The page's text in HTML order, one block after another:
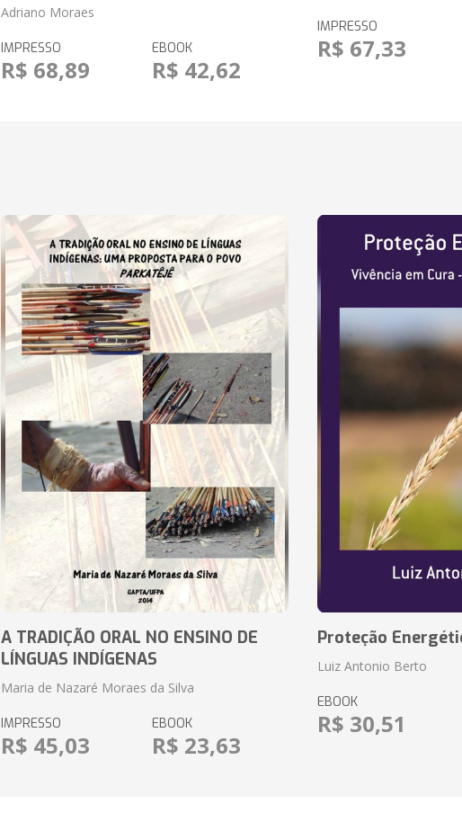
Adriano Moraes
IMPRESSO
R$ 68,89
EBOOK
R$ 42,62
IMPRESSO
R$ 67,33
A TRADIÇÃO ORAL NO ENSINO DE
LÍNGUAS INDÍGENAS
Maria de Nazaré Moraes da Silva
IMPRESSO
R$ 45,03
EBOOK
R$ 23,63
Proteção
Luiz Antonio Berto
EBOOK
R$ 30,51